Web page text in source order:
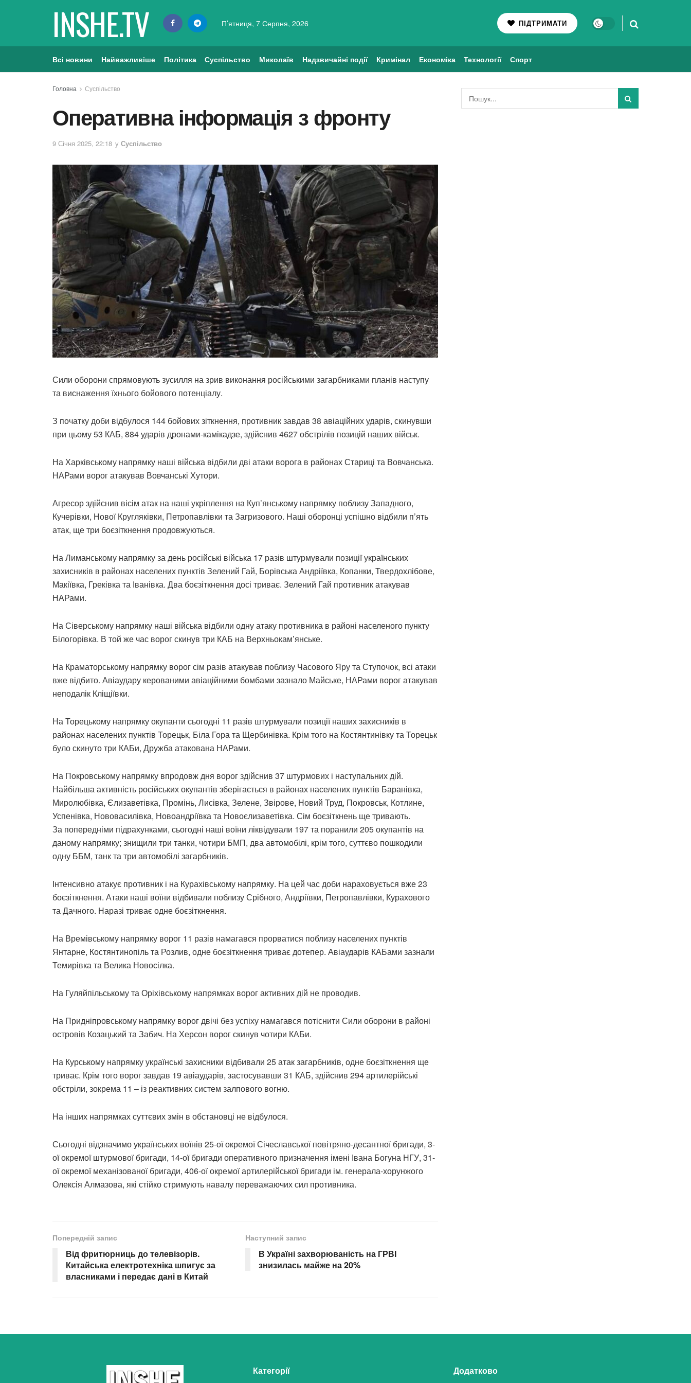
INSHE.TV П’ятниця, 7 Серпня, 2026 ПІДТРИМАТИ
Всі новини Найважливіше Політика Суспільство Миколаїв Надзвичайні події Кримінал Економіка Технології Спорт
Головна Суспільство
Оперативна інформація з фронту
9 Січня 2025, 22:18 у Суспільство
Сили оборони спрямовують зусилля на зрив виконання російськими загарбниками планів наступу
та виснаження їхнього бойового потенціалу.
З початку доби відбулося 144 бойових зіткнення, противник завдав 38 авіаційних ударів, скинувши
при цьому 53 КАБ, 884 ударів дронами-камікадзе, здійснив 4627 обстрілів позицій наших військ.
На Харківському напрямку наші війська відбили дві атаки ворога в районах Стариці та Вовчанська.
НАРами ворог атакував Вовчанські Хутори.
Агресор здійснив вісім атак на наші укріплення на Куп’янському напрямку поблизу Западного,
Кучерівки, Нової Кругляківки, Петропавлівки та Загризового. Наші оборонці успішно відбили п’ять
атак, ще три боєзіткнення продовжуються.
На Лиманському напрямку за день російські війська 17 разів штурмували позиції українських
захисників в районах населених пунктів Зелений Гай, Борівська Андріївка, Копанки, Твердохлібове,
Макіївка, Греківка та Іванівка. Два боєзіткнення досі триває. Зелений Гай противник атакував
НАРами.
На Сіверському напрямку наші війська відбили одну атаку противника в районі населеного пункту
Білогорівка. В той же час ворог скинув три КАБ на Верхньокам’янське.
На Краматорському напрямку ворог сім разів атакував поблизу Часового Яру та Ступочок, всі атаки
вже відбито. Авіаудару керованими авіаційними бомбами зазнало Майське, НАРами ворог атакував
неподалік Кліщіївки.
На Торецькому напрямку окупанти сьогодні 11 разів штурмували позиції наших захисників в
районах населених пунктів Торецьк, Біла Гора та Щербинівка. Крім того на Костянтинівку та Торецьк
було скинуто три КАБи, Дружба атакована НАРами.
На Покровському напрямку впродовж дня ворог здійснив 37 штурмових і наступальних дій.
Найбільша активність російських окупантів зберігається в районах населених пунктів Баранівка,
Миролюбівка, Єлизаветівка, Промінь, Лисівка, Зелене, Звірове, Новий Труд, Покровськ, Котлине,
Успенівка, Нововасилівка, Новоандріївка та Новоєлизаветівка. Сім боєзіткнень ще тривають.
За попередніми підрахунками, сьогодні наші воїни ліквідували 197 та поранили 205 окупантів на
даному напрямку; знищили три танки, чотири БМП, два автомобілі, крім того, суттєво пошкодили
одну ББМ, танк та три автомобілі загарбників.
Інтенсивно атакує противник і на Курахівському напрямку. На цей час доби нараховується вже 23
боєзіткнення. Атаки наші воїни відбивали поблизу Срібного, Андріївки, Петропавлівки, Курахового
та Дачного. Наразі триває одне боєзіткнення.
На Времівському напрямку ворог 11 разів намагався прорватися поблизу населених пунктів
Янтарне, Костянтинопіль та Розлив, одне боєзіткнення триває дотепер. Авіаударів КАБами зазнали
Темирівка та Велика Новосілка.
На Гуляйпільському та Оріхівському напрямках ворог активних дій не проводив.
На Придніпровському напрямку ворог двічі без успіху намагався потіснити Сили оборони в районі
островів Козацький та Забич. На Херсон ворог скинув чотири КАБи.
На Курському напрямку українські захисники відбивали 25 атак загарбників, одне боєзіткнення ще
триває. Крім того ворог завдав 19 авіаударів, застосувавши 31 КАБ, здійснив 294 артилерійські
обстріли, зокрема 11 – із реактивних систем залпового вогню.
На інших напрямках суттєвих змін в обстановці не відбулося.
Сьогодні відзначимо українських воїнів 25-ої окремої Січеславської повітряно-десантної бригади, 3-
ої окремої штурмової бригади, 14-ої бригади оперативного призначення імені Івана Богуна НГУ, 31-
ої окремої механізованої бригади, 406-ої окремої артилерійської бригади ім. генерала-хорунжого
Олексія Алмазова, які стійко стримують навалу переважаючих сил противника.
Попередній запис
Від фритюрниць до телевізорів.
Китайська електротехніка шпигує за
власниками і передає дані в Китай
Наступний запис
В Україні захворюваність на ГРВІ
знизилась майже на 20%
Категорії Додатково